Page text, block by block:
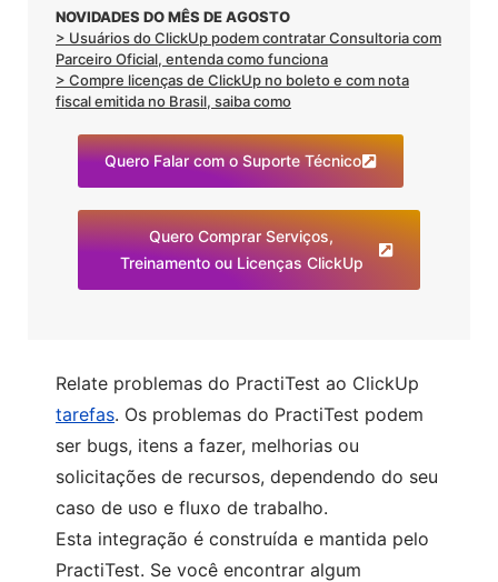
NOVIDADES DO MÊS DE AGOSTO
> Usuários do ClickUp podem contratar Consultoria com
Parceiro Oficial, entenda como funciona
> Compre licenças de ClickUp no boleto e com nota
fiscal emitida no Brasil, saiba como
Quero Falar com o Suporte Técnico
Quero Comprar Serviços,
Treinamento ou Licenças ClickUp
Relate problemas do PractiTest ao ClickUp
tarefas. Os problemas do PractiTest podem
ser bugs, itens a fazer, melhorias ou
solicitações de recursos, dependendo do seu
caso de uso e fluxo de trabalho.
Esta integração é construída e mantida pelo
PractiTest. Se você encontrar algum